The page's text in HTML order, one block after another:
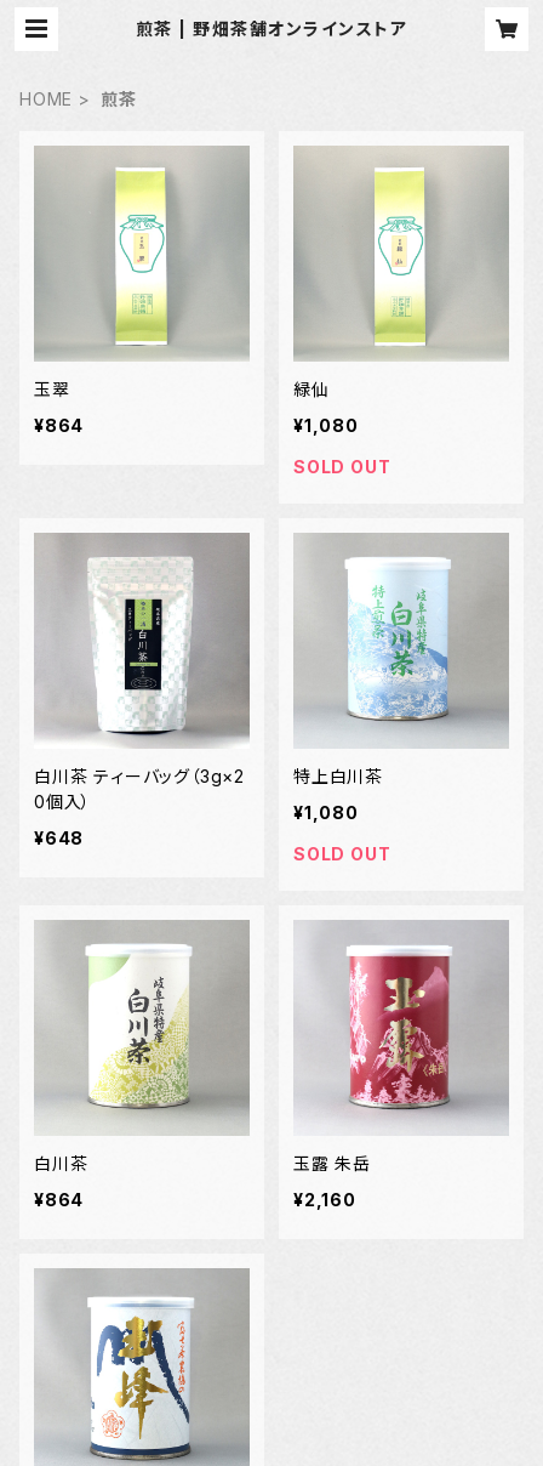
煎茶 | 野畑茶舗オンラインストア
HOME 煎茶
玉翠
¥864
緑仙
¥1,080
SOLD OUT
白川茶 ティーバッグ（3g×2
0個入）
¥648
特上白川茶
¥1,080
SOLD OUT
白川茶
¥864
玉露 朱岳
¥2,160